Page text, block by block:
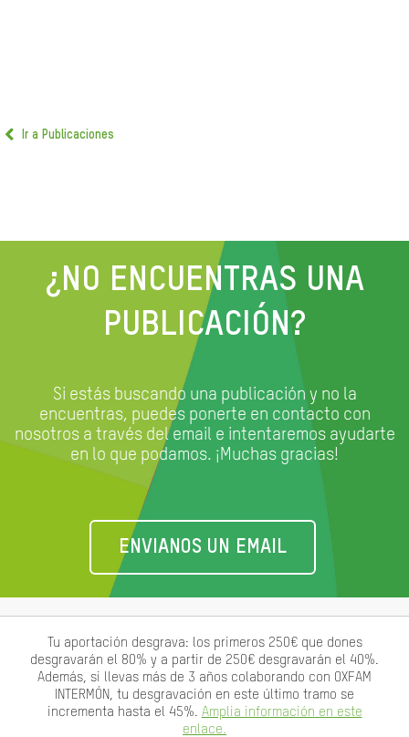
Ir a Publicaciones
¿NO ENCUENTRAS UNA
PUBLICACIÓN?
Si estás buscando una publicación y no la
encuentras, puedes ponerte en contacto con
nosotros a través del email e intentaremos ayudarte
en lo que podamos. ¡Muchas gracias!
ENVIANOS UN EMAIL
Tu aportación desgrava: los primeros 250€ que dones
desgravarán el 80% y a partir de 250€ desgravarán el 40%.
Además, si llevas más de 3 años colaborando con OXFAM
INTERMÓN, tu desgravación en este último tramo se
incrementa hasta el 45%. Amplia información en este
enlace.